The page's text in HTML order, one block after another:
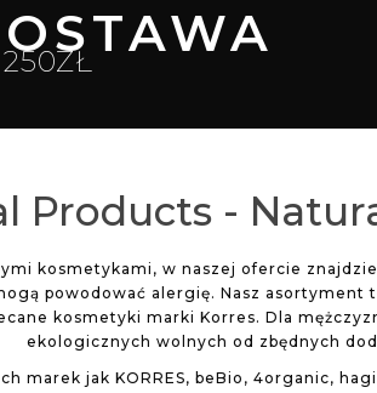
Products -
kosmetykami, w naszej ofercie
powodować alergię. Nasz asortyment
kosmetyki marki Korres. Dla
ekologicznych wolnych od zbędnych
marek jak KORRES, beBio, 4organic,